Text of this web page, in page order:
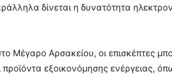
δίνεται η δυνατότητα
Μέγαρο Αρσακείου, οι επισκέπτες
προϊόντα εξοικονόμησης ενέργειας,